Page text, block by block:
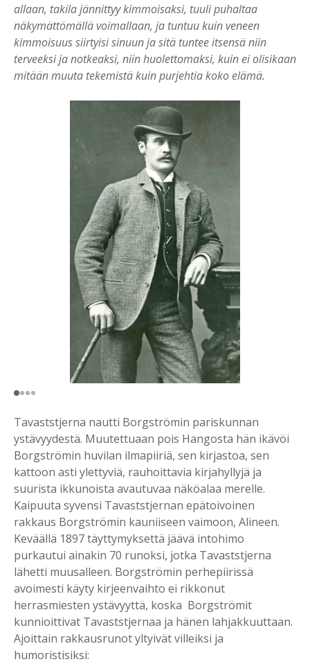
allaan, takila jännittyy kimmoisaksi, tuuli puhaltaa
näkymättömällä voimallaan, ja tuntuu kuin veneen
kimmoisuus siirtyisi sinuun ja sitä tuntee itsensä niin
terveeksi ja notkeaksi, niin huolettomaksi, kuin ei olisikaan
mitään muuta tekemistä kuin purjehtia koko elämä.
Tavaststjerna nautti Borgströmin pariskunnan
ystävyydestä. Muutettuaan pois Hangosta hän ikävöi
Borgströmin huvilan ilmapiiriä, sen kirjastoa, sen
kattoon asti ylettyviä, rauhoittavia kirjahyllyjä ja
suurista ikkunoista avautuvaa näköalaa merelle.
Kaipuuta syvensi Tavaststjernan epätoivoinen
rakkaus Borgströmin kauniiseen vaimoon, Alineen.
Keväällä 1897 täyttymyksettä jäävä intohimo
purkautui ainakin 70 runoksi, jotka Tavaststjerna
lähetti muusalleen. Borgströmin perhepiirissä
avoimesti käyty kirjeenvaihto ei rikkonut
herrasmiesten ystävyyttä, koska Borgströmit
kunnioittivat Tavaststjernaa ja hänen lahjakkuuttaan.
Ajoittain rakkausrunot yltyivät villeiksi ja
humoristisiksi: